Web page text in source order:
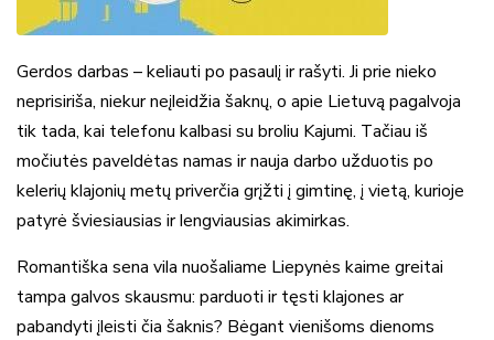
Gerdos darbas – keliauti po pasaulį ir rašyti. Ji prie nieko
neprisiriša, niekur neįleidžia šaknų, o apie Lietuvą pagalvoja
tik tada, kai telefonu kalbasi su broliu Kajumi. Tačiau iš
močiutės paveldėtas namas ir nauja darbo užduotis po
kelerių klajonių metų priverčia grįžti į gimtinę, į vietą, kurioje
patyrė šviesiausias ir lengviausias akimirkas.
Romantiška sena vila nuošaliame Liepynės kaime greitai
tampa galvos skausmu: parduoti ir tęsti klajones ar
pabandyti įleisti čia šaknis? Bėgant vienišoms dienoms